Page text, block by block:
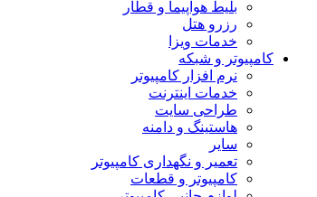
بلیط هواپیما و قطار
رزرو هتل
خدمات ویزا
کامپیوتر و شبکه
نرم افزار کامپیوتر
خدمات اینترنت
طراحی سایت
هاستینگ و دامنه
سایر
تعمیر و نگهداری کامپیوتر
کامپیوتر و قطعات